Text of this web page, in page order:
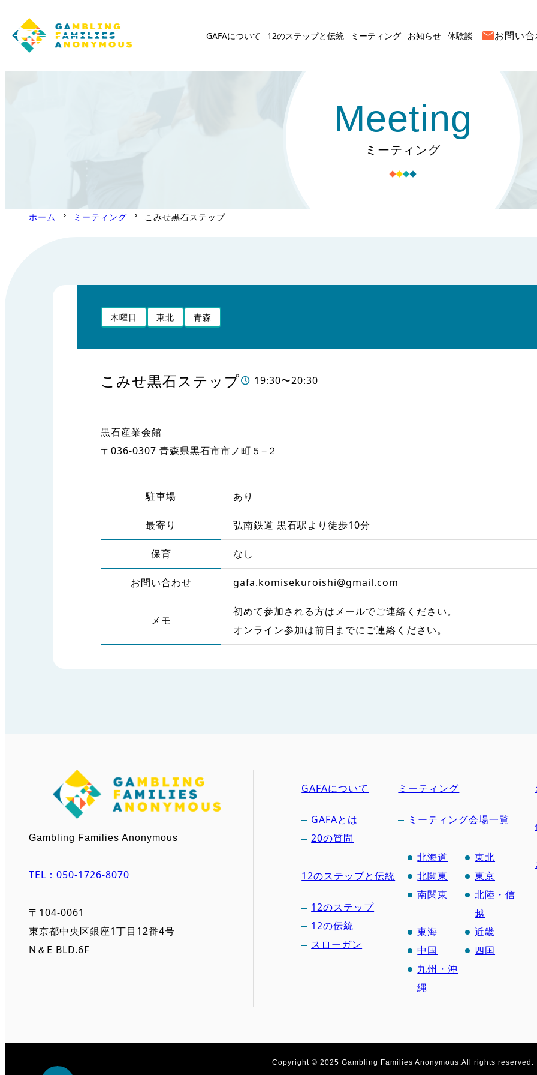
内
GAFAについて 12のステップと伝統 ミーティング お知らせ 体験談 お問い
Meeting
ミーティング
ホーム ミーティング こみせ黒石ステップ
木曜日 東北 青森
こみせ黒石ステップ 19:30〜20:30
黒石産業会館
〒036-0307 青森県黒石市市ノ町５−２
駐車場 あり
最寄り 弘南鉄道 黒石駅より徒歩10分
保育 なし
お問い合わせ gafa.komisekuroishi@gmail.com
メモ
初めて参加される方はメールでご連絡ください。
オンライン参加は前日までにご連絡ください。
Gambling Families Anonymous
TEL：050-1726-8070
〒104-0061
東京都中央区銀座1丁目12番4号
N＆E BLD.6F
GAFAについて
GAFAとは
20の質問
12のステップと伝統
12のステップ
12の伝統
スローガン
ミーティング
ミーティング会場一覧
北海道
東北
北関東
東京
南関東
北陸・信
越
東海
近畿
中国
四国
九州・沖
縄
Copyright © 2025 Gambling Families Anonymous.All rights reserved.